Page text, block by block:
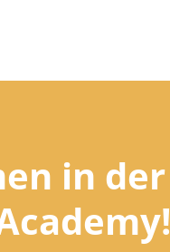
in der